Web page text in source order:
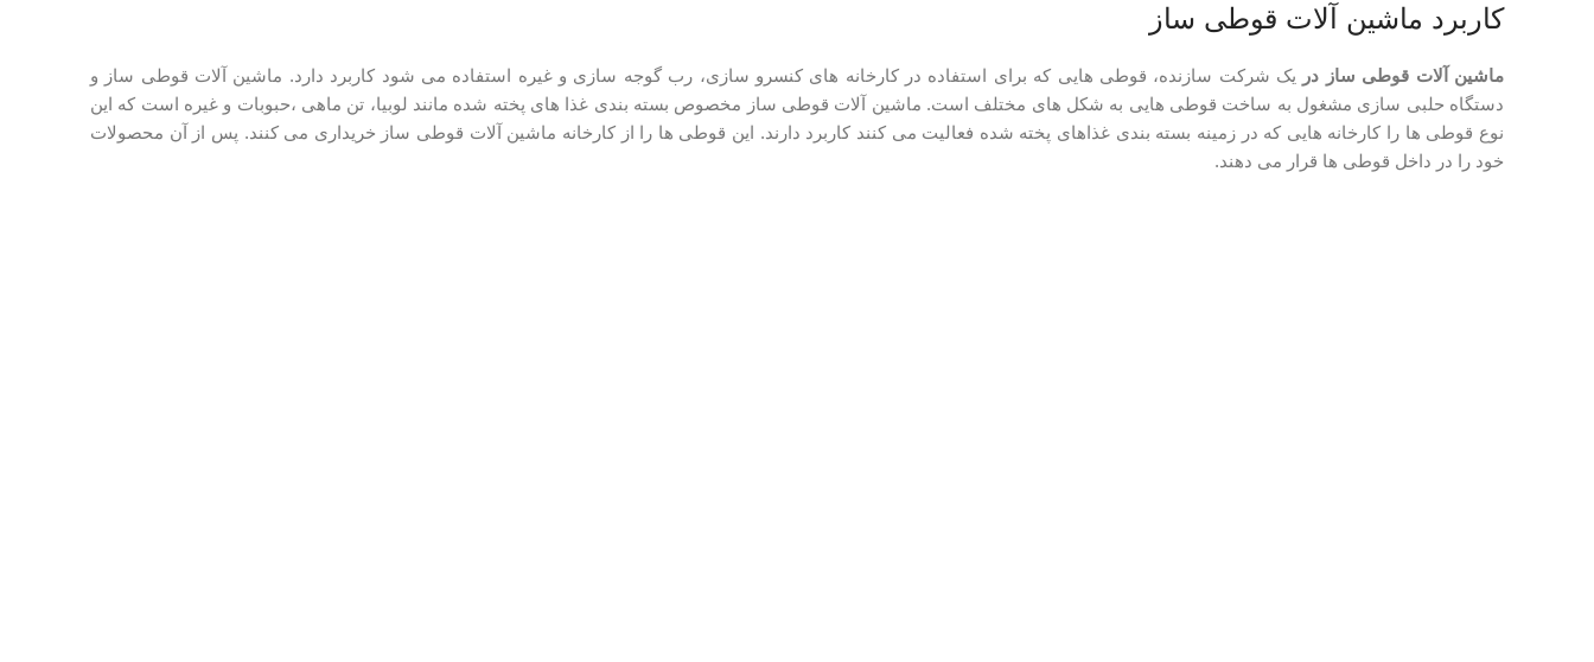
کاربرد ماشین آلات قوطی ساز
ماشین آلات قوطی ساز در یک شرکت سازنده، قوطی هایی که برای استفاده در کارخانه های کنسرو سازی، رب گوجه سازی و غیره استفاده می شود کاربرد دارد. ماشین آلات قوطی ساز و
دستگاه حلبی سازی مشغول به ساخت قوطی هایی به شکل های مختلف است. ماشین آلات قوطی ساز مخصوص بسته بندی غذا های پخته شده مانند لوبیا، تن ماهی ،حبوبات و غیره است که این
نوع قوطی ها را کارخانه هایی که در زمینه بسته بندی غذاهای پخته شده فعالیت می کنند کاربرد دارند. این قوطی ها را از کارخانه ماشین آلات قوطی ساز خریداری می کنند. پس از آن محصولات
خود را در داخل قوطی ها قرار می دهند.